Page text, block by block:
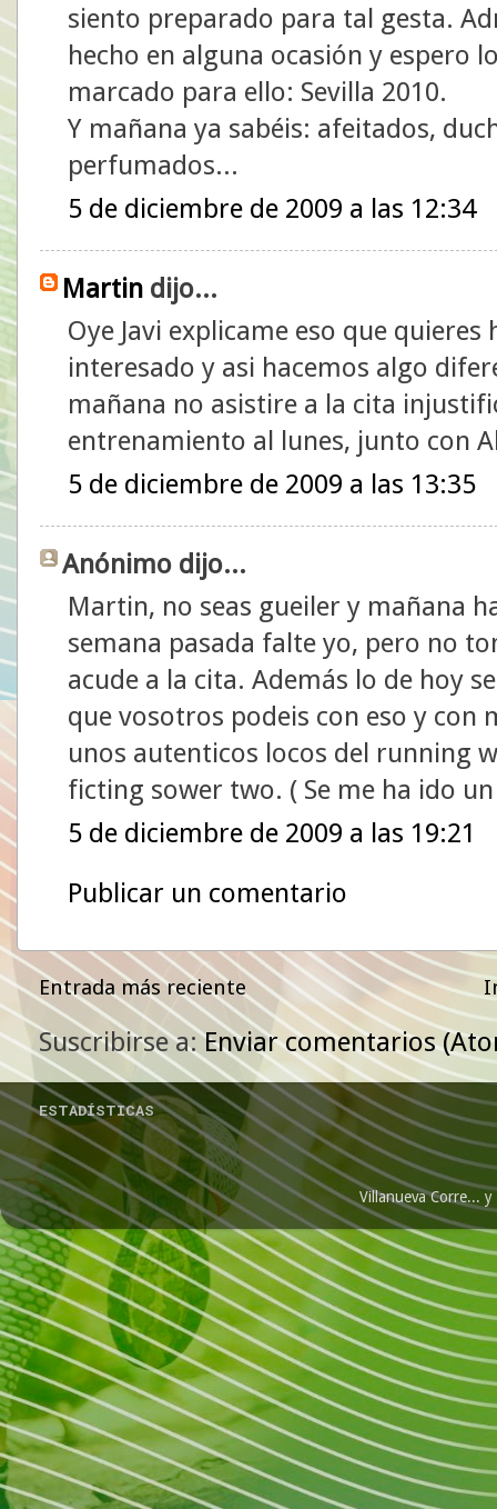
siento preparado para tal gesta.
hecho en alguna ocasión y espero
marcado para ello: Sevilla 2010.
Y mañana ya sabéis: afeitados,
perfumados...
5 de diciembre de 2009 a las 12:34
Martin dijo...
Oye Javi explicame eso que
interesado y asi hacemos algo
mañana no asistire a la cita
entrenamiento al lunes, junto con
5 de diciembre de 2009 a las 13:35
Anónimo dijo...
Martin, no seas gueiler y mañana
semana pasada falte yo, pero no
acude a la cita. Además lo de hoy
que vosotros podeis con eso y con
unos autenticos locos del running
ficting sower two. ( Se me ha ido
5 de diciembre de 2009 a las 19:21
Publicar un comentario
Entrada más reciente
Suscribirse a:Enviar comentarios
ESTADÍSTICAS
Villanueva Corre...